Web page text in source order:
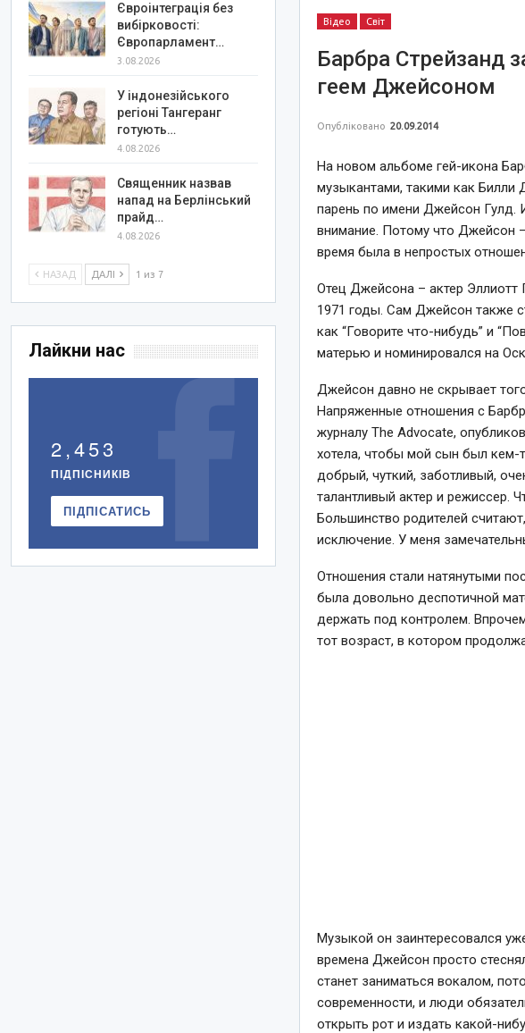
Відео Світ
Барбра Стрейзанд
геем Джейсоном
Опубліковано 20.09.2014
На новом альбоме гей-икона
музыкантами, такими как Билли
парень по имени Джейсон Гулд.
внимание. Потому что Джейсон
время была в непростых
Отец Джейсона – актер
1971 годы. Сам Джейсон также
как “Говорите что-нибудь” и
матерью и номинировался на
Джейсон давно не скрывает
Напряженные отношения с
журналу The Advocate,
хотела, чтобы мой сын был кем-
добрый, чуткий, заботливый,
талантливый актер и режиссер.
Большинство родителей
исключение. У меня
Отношения стали натянутыми
была довольно деспотичной
держать под контролем.
тот возраст, в котором
Музыкой он заинтересовался
времена Джейсон просто
станет заниматься вокалом,
современности, и люди
открыть рот и издать какой-
Євроінтеграція без
вибірковості:
Європарламент…
3.08.2026
У індонезійського
регіоні Тангеранг
готують…
4.08.2026
Священник назвав
напад на Берлінський
прайд…
4.08.2026
НАЗАД ДАЛІ 1 из 7
Лайкни нас
2,453
ПІДПІСНИКІВ
ПІДПІСАТИСЬ